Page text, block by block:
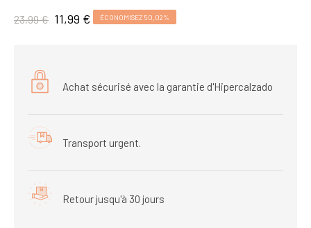
23,99 € 11,99 € ÉCONOMISEZ 50,02%
Achat sécurisé avec la garantie d'Hipercalzado
Transport urgent.
Retour jusqu'à 30 jours